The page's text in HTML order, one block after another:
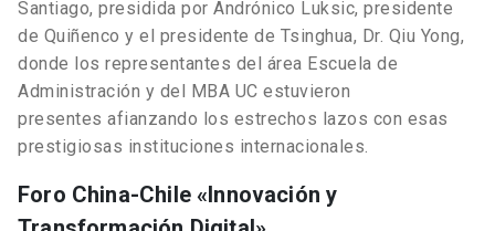
Santiago, presidida por Andrónico Luksic, presidente
de Quiñenco y el presidente de Tsinghua, Dr. Qiu Yong,
donde los representantes del área Escuela de
Administración y del MBA UC estuvieron
presentes afianzando los estrechos lazos con esas
prestigiosas instituciones internacionales.
Foro China-Chile «Innovación y